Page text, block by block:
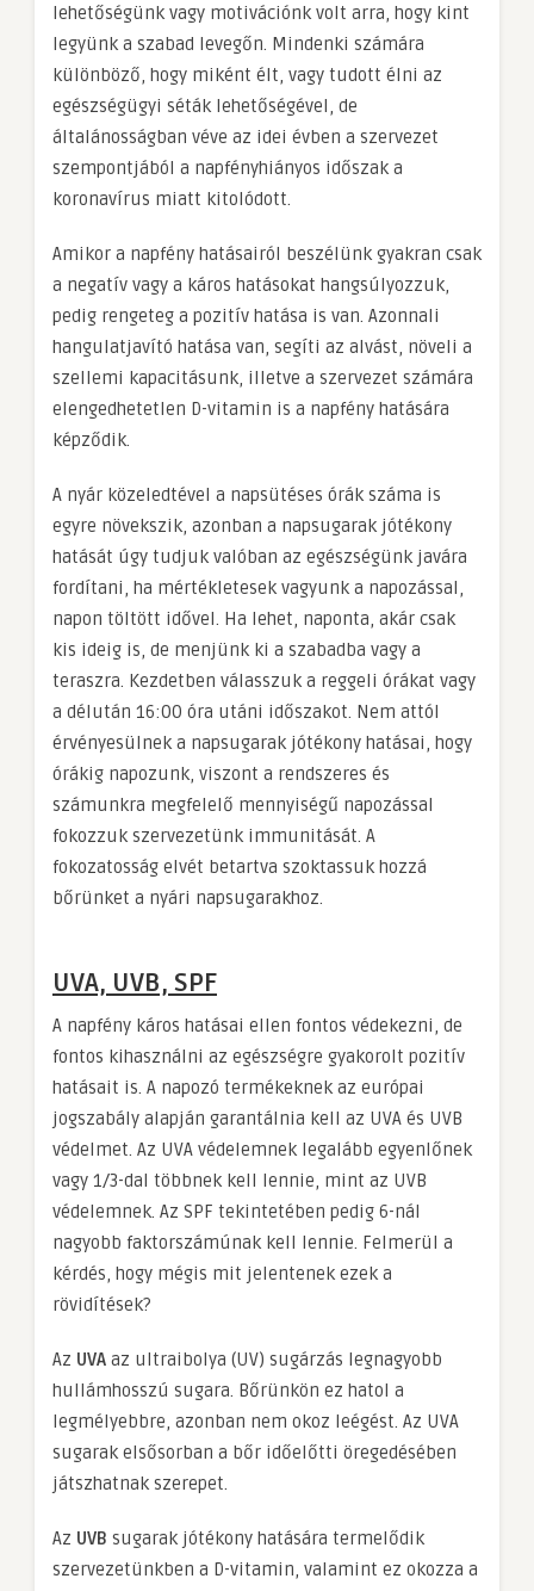
lehetőségünk vagy motivációnk volt arra, hogy kint
legyünk a szabad levegőn. Mindenki számára
különböző, hogy miként élt, vagy tudott élni az
egészségügyi séták lehetőségével, de
általánosságban véve az idei évben a szervezet
szempontjából a napfényhiányos időszak a
koronavírus miatt kitolódott.
Amikor a napfény hatásairól beszélünk gyakran csak
a negatív vagy a káros hatásokat hangsúlyozzuk,
pedig rengeteg a pozitív hatása is van. Azonnali
hangulatjavító hatása van, segíti az alvást, növeli a
szellemi kapacitásunk, illetve a szervezet számára
elengedhetetlen D-vitamin is a napfény hatására
képződik.
A nyár közeledtével a napsütéses órák száma is
egyre növekszik, azonban a napsugarak jótékony
hatását úgy tudjuk valóban az egészségünk javára
fordítani, ha mértékletesek vagyunk a napozással,
napon töltött idővel. Ha lehet, naponta, akár csak
kis ideig is, de menjünk ki a szabadba vagy a
teraszra. Kezdetben válasszuk a reggeli órákat vagy
a délután 16:00 óra utáni időszakot. Nem attól
érvényesülnek a napsugarak jótékony hatásai, hogy
órákig napozunk, viszont a rendszeres és
számunkra megfelelő mennyiségű napozással
fokozzuk szervezetünk immunitását. A
fokozatosság elvét betartva szoktassuk hozzá
bőrünket a nyári napsugarakhoz.
UVA, UVB, SPF
A napfény káros hatásai ellen fontos védekezni, de
fontos kihasználni az egészségre gyakorolt pozitív
hatásait is. A napozó termékeknek az európai
jogszabály alapján garantálnia kell az UVA és UVB
védelmet. Az UVA védelemnek legalább egyenlőnek
vagy 1/3-dal többnek kell lennie, mint az UVB
védelemnek. Az SPF tekintetében pedig 6-nál
nagyobb faktorszámúnak kell lennie. Felmerül a
kérdés, hogy mégis mit jelentenek ezek a
rövidítések?
Az UVA az ultraibolya (UV) sugárzás legnagyobb
hullámhosszú sugara. Bőrünkön ez hatol a
legmélyebbre, azonban nem okoz leégést. Az UVA
sugarak elsősorban a bőr időelőtti öregedésében
játszhatnak szerepet.
Az UVB sugarak jótékony hatására termelődik
szervezetünkben a D-vitamin, valamint ez okozza a